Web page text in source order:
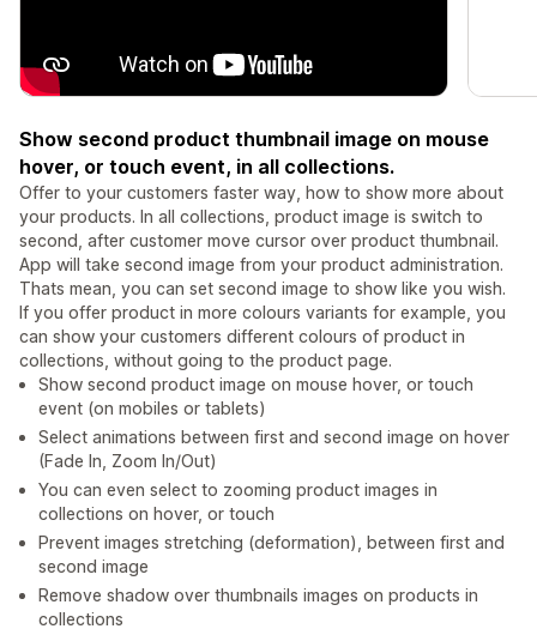
Show second product thumbnail image on mouse
hover, or touch event, in all collections.
Offer to your customers faster way, how to show more about
your products. In all collections, product image is switch to
second, after customer move cursor over product thumbnail.
App will take second image from your product administration.
Thats mean, you can set second image to show like you wish.
If you offer product in more colours variants for example, you
can show your customers different colours of product in
collections, without going to the product page.
Show second product image on mouse hover, or touch
event (on mobiles or tablets)
Select animations between first and second image on hover
(Fade In, Zoom In/Out)
You can even select to zooming product images in
collections on hover, or touch
Prevent images stretching (deformation), between first and
second image
Remove shadow over thumbnails images on products in
collections